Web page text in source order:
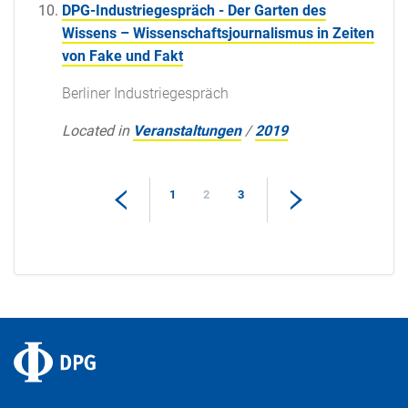
DPG-Industriegespräch - Der Garten des
Wissens – Wissenschaftsjournalismus in Zeiten
von Fake und Fakt
Berliner Industriegespräch
Located in Veranstaltungen /2019
1 2 3